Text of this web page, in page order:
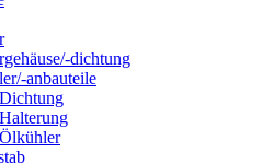
dichtung
anbauteile
Dichtung
Halterung
Ölkühler